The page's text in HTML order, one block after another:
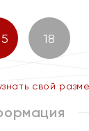
18
свой